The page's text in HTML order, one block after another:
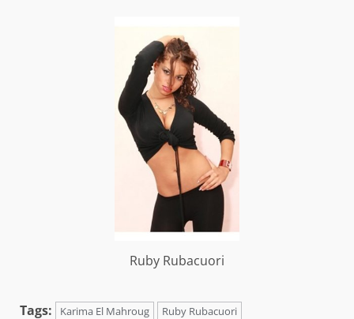
Ruby Rubacuori
Tags: Karima El Mahroug Ruby Rubacuori